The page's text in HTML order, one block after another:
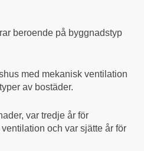
beroende på byggnadstyp
med mekanisk ventilation
av bostäder.
var tredje år för
och var sjätte år för